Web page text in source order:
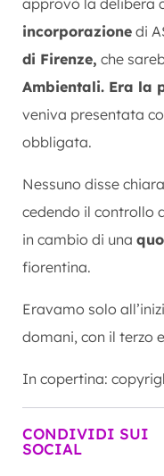
incorporazione di
di Firenze, che
Ambientali. Era la
veniva presentata
obbligata.
Nessuno disse
cedendo il controllo
in cambio di una
fiorentina.
Eravamo solo
domani, con il terzo
In copertina:
CONDIVIDI SUI
SOCIAL